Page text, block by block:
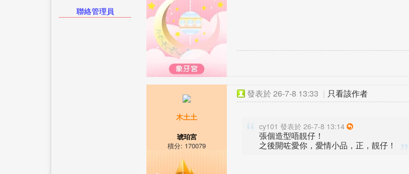
聯絡管理員
木土土
琥珀宮
積分: 170079
發表於 26-7-8 13:33 | 只看該作者
cy101 發表於 26-7-8 13:14
張個造型唔靚仔！
之後開咗愛你，愛情小品，正，靚仔！